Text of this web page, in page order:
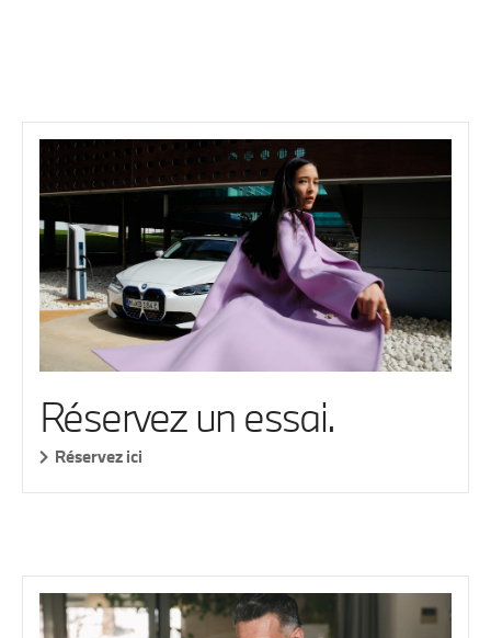
Réservez un essai.
Réservez ici